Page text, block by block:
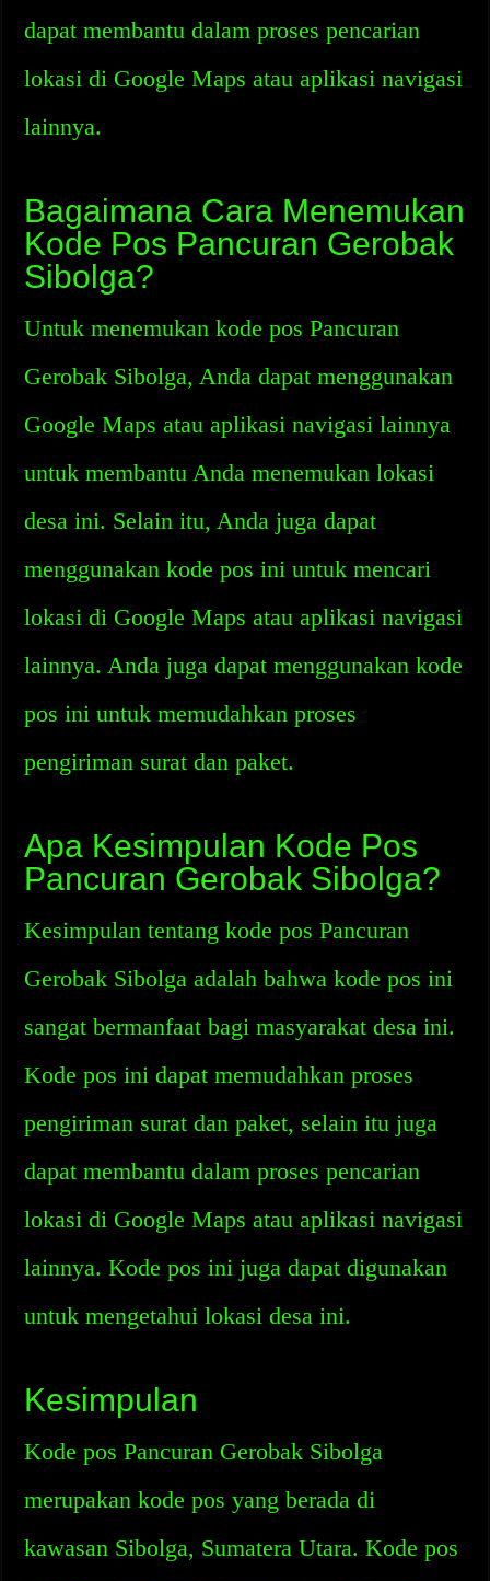
dapat membantu dalam proses pencarian
lokasi di Google Maps atau aplikasi navigasi
lainnya.
Bagaimana Cara Menemukan
Kode Pos Pancuran Gerobak
Sibolga?
Untuk menemukan kode pos Pancuran
Gerobak Sibolga, Anda dapat menggunakan
Google Maps atau aplikasi navigasi lainnya
untuk membantu Anda menemukan lokasi
desa ini. Selain itu, Anda juga dapat
menggunakan kode pos ini untuk mencari
lokasi di Google Maps atau aplikasi navigasi
lainnya. Anda juga dapat menggunakan kode
pos ini untuk memudahkan proses
pengiriman surat dan paket.
Apa Kesimpulan Kode Pos
Pancuran Gerobak Sibolga?
Kesimpulan tentang kode pos Pancuran
Gerobak Sibolga adalah bahwa kode pos ini
sangat bermanfaat bagi masyarakat desa ini.
Kode pos ini dapat memudahkan proses
pengiriman surat dan paket, selain itu juga
dapat membantu dalam proses pencarian
lokasi di Google Maps atau aplikasi navigasi
lainnya. Kode pos ini juga dapat digunakan
untuk mengetahui lokasi desa ini.
Kesimpulan
Kode pos Pancuran Gerobak Sibolga
merupakan kode pos yang berada di
kawasan Sibolga, Sumatera Utara. Kode pos